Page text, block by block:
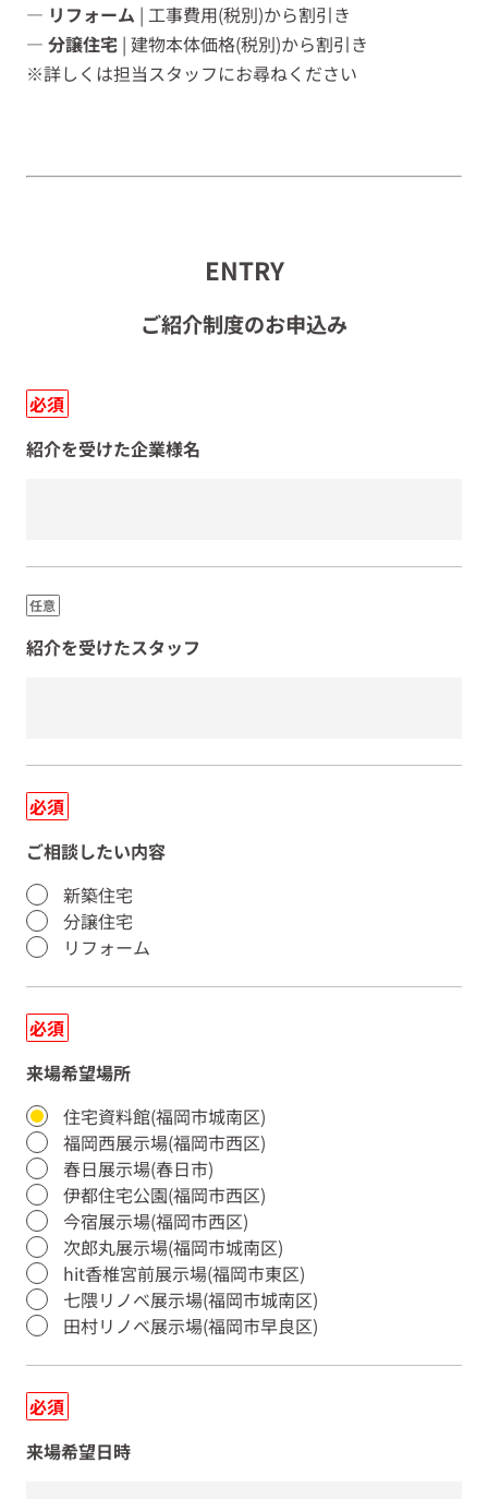
― リフォーム | 工事費用(税別)から割引き
― 分譲住宅 | 建物本体価格(税別)から割引き
※詳しくは担当スタッフにお尋ねください
ENTRY
ご紹介制度のお申込み
必須
紹介を受けた企業様名
任意
紹介を受けたスタッフ
必須
ご相談したい内容
新築住宅
分譲住宅
リフォーム
必須
来場希望場所
住宅資料館(福岡市城南区)
福岡西展示場(福岡市西区)
春日展示場(春日市)
伊都住宅公園(福岡市西区)
今宿展示場(福岡市西区)
次郎丸展示場(福岡市城南区)
hit香椎宮前展示場(福岡市東区)
七隈リノベ展示場(福岡市城南区)
田村リノベ展示場(福岡市早良区)
必須
来場希望日時